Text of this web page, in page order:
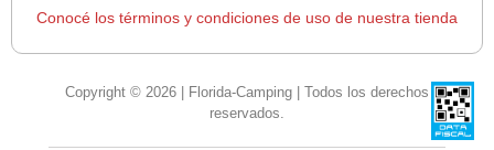
Conocé los términos y condiciones de uso de nuestra tienda
Copyright © 2026 | Florida-Camping | Todos los derechos
reservados.